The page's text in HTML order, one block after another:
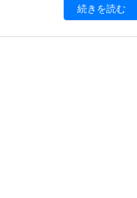
続きを読む